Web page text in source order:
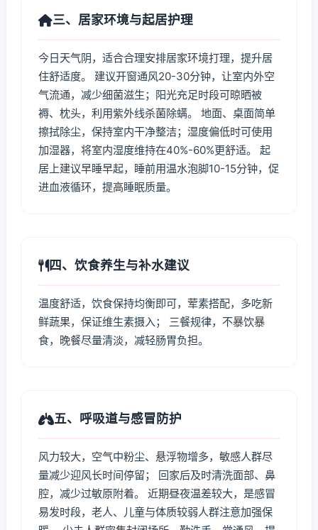
三、居家环境与起居护理
今日天气阴，适合合理安排居家环境打理，提升居
住舒适度。 建议开窗通风20-30分钟，让室内外空
气流通，减少细菌滋生；阳光充足时段可晾晒被
褥、枕头，利用紫外线杀菌除螨。 地面、桌面简单
擦拭除尘，保持室内干净整洁；湿度偏低时可使用
加湿器，将室内湿度维持在40%-60%更舒适。 起
居上建议早睡早起，睡前用温水泡脚10-15分钟，促
进血液循环，提高睡眠质量。
四、饮食养生与补水建议
温度舒适，饮食保持均衡即可，荤素搭配，多吃新
鲜蔬果，保证维生素摄入； 三餐规律，不暴饮暴
食，晚餐尽量清淡，减轻肠胃负担。
五、呼吸道与感冒防护
风力较大，空气中粉尘、悬浮物增多，敏感人群尽
量减少迎风长时间停留； 回家后及时清洗面部、鼻
腔，减少过敏原附着。 近期昼夜温差较大，是感冒
易发时段，老人、儿童与体质较弱人群注意加强保